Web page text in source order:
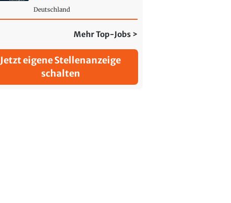
Deutschland
Mehr Top-Jobs >
Jetzt eigene Stellenanzeige
schalten